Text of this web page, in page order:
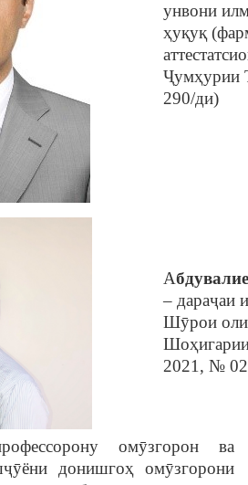
унвони
ҳуқуқ
Ҷумҳурии
290/ди)
А
– дараҷаи
Шӯрои
2021, №
омӯзгорон ва
донишгоҳ омӯзгорони